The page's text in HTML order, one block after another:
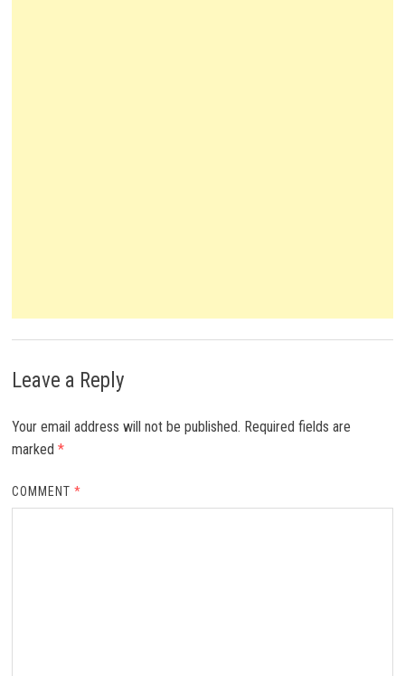
Leave a Reply
Your email address will not be published. Required fields are
marked *
COMMENT*